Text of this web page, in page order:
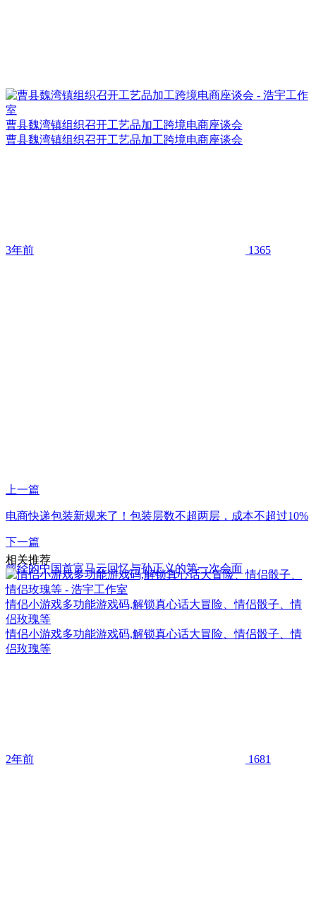
曹县魏湾镇组织召开工艺品加工跨境电商座谈会
曹县魏湾镇组织召开工艺品加工跨境电商座谈会
3年前 1365
上一篇
电商快递包装新规来了！包装层数不超两层，成本不超过10%
下一篇
曾经的中国首富马云回忆与孙正义的第一次会面
相关推荐
情侣小游戏多功能游戏码,解锁真心话大冒险、情侣骰子、情
侣玫瑰等
情侣小游戏多功能游戏码,解锁真心话大冒险、情侣骰子、情
侣玫瑰等
2年前 1681